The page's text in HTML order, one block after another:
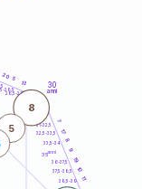
30
anni
28,5
28,5-29
31-32,5
32,5-33,5
33,5-34
36-37,5
37,5-38,5
38,5-39
20 5
13
7
17
8
9
19
10
11
8
5
35anni